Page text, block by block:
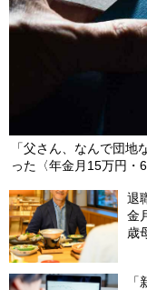
～163円」の根拠】
「父さん、なんで団
った〈年金月15万円・
退
金
歳